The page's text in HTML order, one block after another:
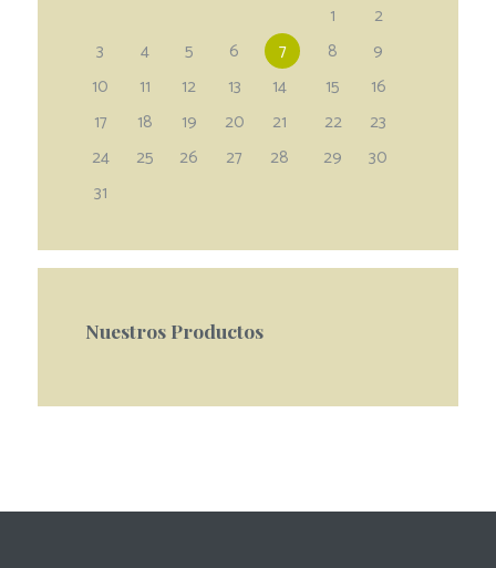
1
2
3
4 5 6 7 8
9
10
11 12 13 14 15
16
17
18 19 20 21 22
23
24
25 26 27 28 29
30
31
Nuestros Productos